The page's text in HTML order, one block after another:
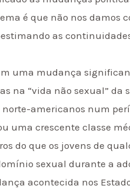
é que não nos
as
uma mudança
na “vida não sexual” da
americanos num
uma crescente classe
do que os jovens de
sexual durante a
acontecida nos